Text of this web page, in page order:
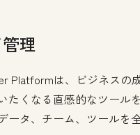
理
Platformは、ビジネス
たくなる直感的なツー
タ、チーム、ツールを